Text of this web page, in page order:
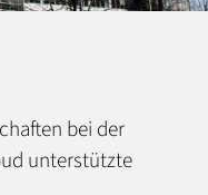
bei der
unterstützte